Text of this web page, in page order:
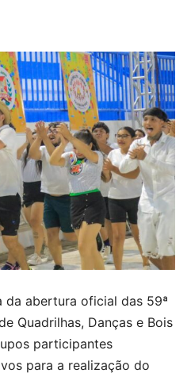
da abertura oficial das 59ª
Quadrilhas, Danças e Bois
participantes
para a realização do